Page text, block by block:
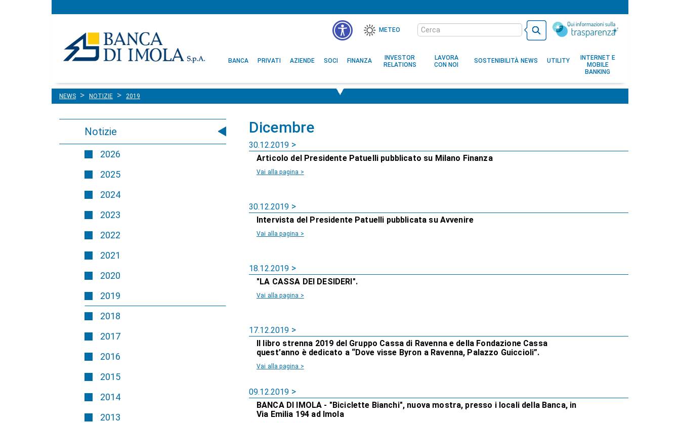
METEO
Cerca
nel
sito
principale
BANCA PRIVATI AZIENDE SOCI FINANZA
INVESTOR
RELATIONS
LAVORA
CON NOI
SOSTENIBILITÀ NEWS UTILITY
INTERNET E
MOBILE
BANKING
NEWS NOTIZIE 2019
Notizie
2026
2025
2024
2023
2022
2021
2020
2019
2018
2017
2016
2015
2014
2013
Dicembre
30.12.2019
Articolo del Presidente Patuelli pubblicato su Milano Finanza
Vai alla pagina >
30.12.2019
Intervista del Presidente Patuelli pubblicata su Avvenire
Vai alla pagina >
18.12.2019
"LA CASSA DEI DESIDERI".
Vai alla pagina >
17.12.2019
Il libro strenna 2019 del Gruppo Cassa di Ravenna e della Fondazione Cassa
quest’anno è dedicato a “Dove visse Byron a Ravenna, Palazzo Guiccioli”.
Vai alla pagina >
09.12.2019
BANCA DI IMOLA - "Biciclette Bianchi", nuova mostra, presso i locali della Banca, in
Via Emilia 194 ad Imola